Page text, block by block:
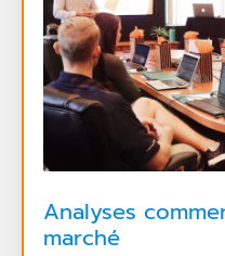
Analyses
marché